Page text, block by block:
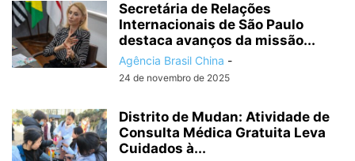
Secretária de Relações
Internacionais de São Paulo
destaca avanços da missão...
Agência Brasil China -
24 de novembro de 2025
Distrito de Mudan: Atividade de
Consulta Médica Gratuita Leva
Cuidados à...